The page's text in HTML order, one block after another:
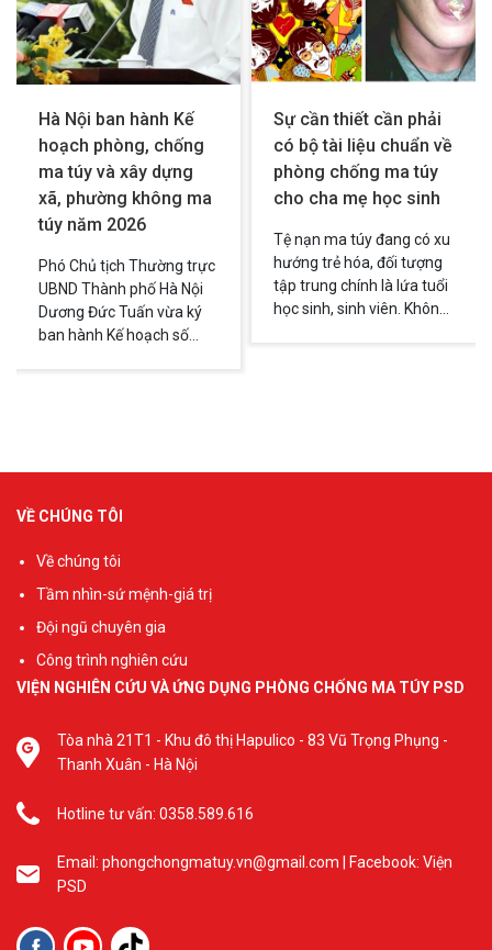
Hà Nội ban hành Kế
hoạch phòng, chống
ma túy và xây dựng
xã, phường không ma
túy năm 2026
Phó Chủ tịch Thường trực
UBND Thành phố Hà Nội
Dương Đức Tuấn vừa ký
ban hành Kế hoạch số
Thành phố trong năm
Sự cần thiết cần phải
có bộ tài liệu chuẩn về
phòng chống ma túy
cho cha mẹ học sinh
Tệ nạn ma túy đang có xu
hướng trẻ hóa, đối tượng
tập trung chính là lứa tuổi
học sinh, sinh viên. Không
phòng, chống ma túy ra
VỀ CHÚNG TÔI
Về chúng tôi
Tầm nhìn-sứ mệnh-giá trị
Đội ngũ chuyên gia
Công trình nghiên cứu
VIỆN NGHIÊN CỨU VÀ ỨNG DỤNG PHÒNG CHỐNG MA TÚY PSD
Tòa nhà 21T1 - Khu đô thị Hapulico - 83 Vũ Trọng Phụng -
Thanh Xuân - Hà Nội
Hotline tư vấn: 0358.589.616
Email: phongchongmatuy.vn@gmail.com | Facebook: Viện
PSD